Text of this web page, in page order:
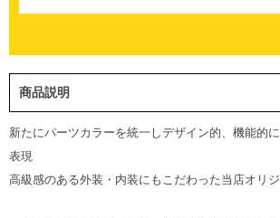
商品説明
新たにパーツカラーを統一しデザイン的、機能的
表現
高級感のある外装・内装にもこだわった当店オリ